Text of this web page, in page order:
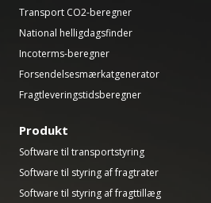
Transport CO2-beregner
National helligdagsfinder
Incoterms-beregner
Forsendelsesmærkatgenerator
Fragtleveringstidsberegner
Produkt
Software til transportstyring
Software til styring af fragtrater
Software til styring af fragttillæg